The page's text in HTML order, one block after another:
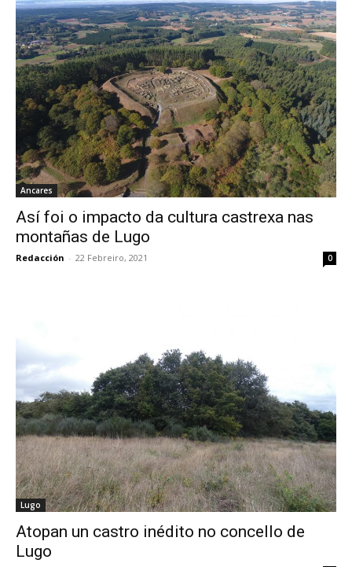
Ancares
Así foi o impacto da cultura castrexa nas
montañas de Lugo
Redacción - 22 Febreiro, 2021 0
Lugo
Atopan un castro inédito no concello de
Lugo